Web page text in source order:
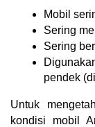
Mobil
Sering
Sering
pendek
Untuk
kondisi mobil